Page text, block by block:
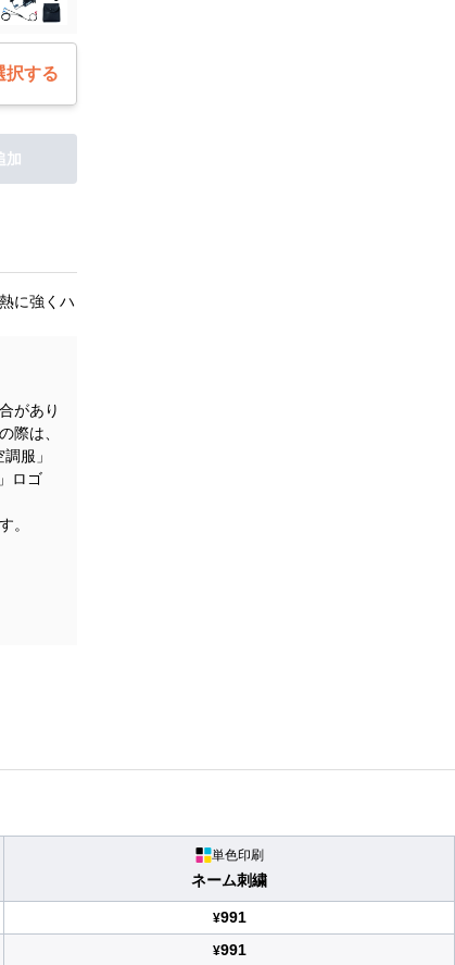
択する
加
に強くハ
があり
際は、
服」
ロゴ
。
単色印刷
ネーム刺繍
¥991
¥991